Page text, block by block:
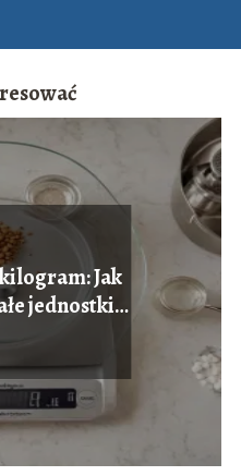
Jak
jednostki